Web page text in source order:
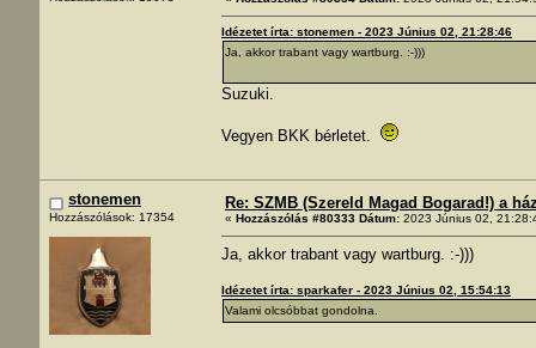
Idézetet írta: stonemen - 2023 Június 02, 21:28:46
Ja, akkor trabant vagy wartburg. :-)))
Suzuki.
Vegyen BKK bérletet.
stonemen
Hozzászólások: 17354
Re: SZMB (Szereld Magad Bogarad!) a
« Hozzászólás #80333 Dátum: 2023 Június 02,
Ja, akkor trabant vagy wartburg. :-)))
Idézetet írta: sparkafer - 2023 Június 02, 15:54:13
Valami olcsóbbat gondolna.